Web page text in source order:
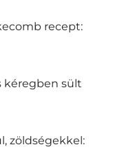
recept:
kéregben sült
zöldségekkel: